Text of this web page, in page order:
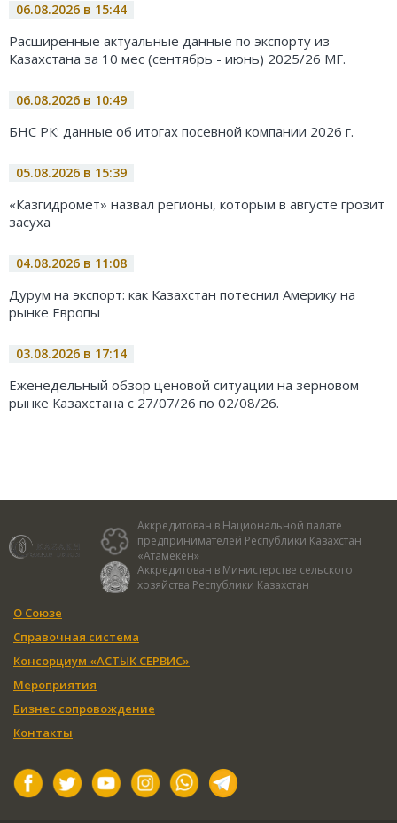
06.08.2026 в 15:44
Расширенные актуальные данные по экспорту из
Казахстана за 10 мес (сентябрь - июнь) 2025/26 МГ.
06.08.2026 в 10:49
БНС РК: данные об итогах посевной компании 2026 г.
05.08.2026 в 15:39
«Казгидромет» назвал регионы, которым в августе грозит
засуха
04.08.2026 в 11:08
Дурум на экспорт: как Казахстан потеснил Америку на
рынке Европы
03.08.2026 в 17:14
Еженедельный обзор ценовой ситуации на зерновом
рынке Казахстана с 27/07/26 по 02/08/26.
Аккредитован в Национальной палате
предпринимателей Республики Казахстан
«Атамекен»
Аккредитован в Министерстве сельского
хозяйства Республики Казахстан
О Союзе
Справочная система
Консорциум «АСТЫК СЕРВИС»
Мероприятия
Бизнес сопровождение
Контакты